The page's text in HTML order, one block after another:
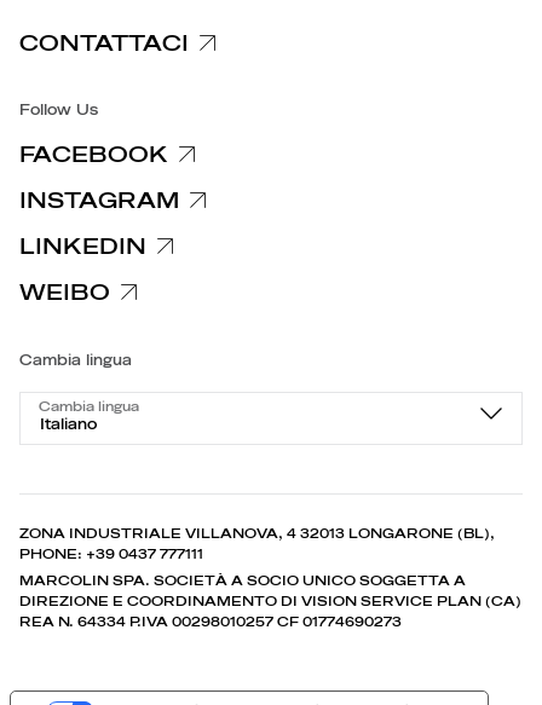
Accessibilità
CONTATTACI
Follow Us
FACEBOOK
INSTAGRAM
LINKEDIN
WEIBO
Cambia lingua
Cambia lingua
Italiano
ZONA INDUSTRIALE VILLANOVA, 4 32013 LONGARONE (BL),
PHONE: +39 0437 777111
MARCOLIN SPA. SOCIETÀ A SOCIO UNICO SOGGETTA A
DIREZIONE E COORDINAMENTO DI VISION SERVICE PLAN (CA)
REA N. 64334 P.IVA 00298010257 CF 01774690273